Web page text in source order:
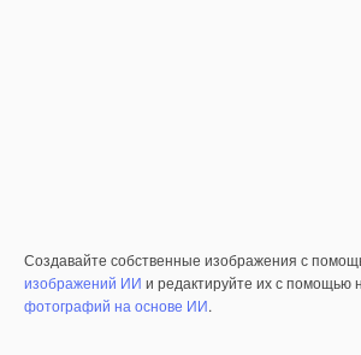
Создавайте собственные изображения с
изображений ИИ и редактируйте их с помощью
фотографий на основе ИИ.